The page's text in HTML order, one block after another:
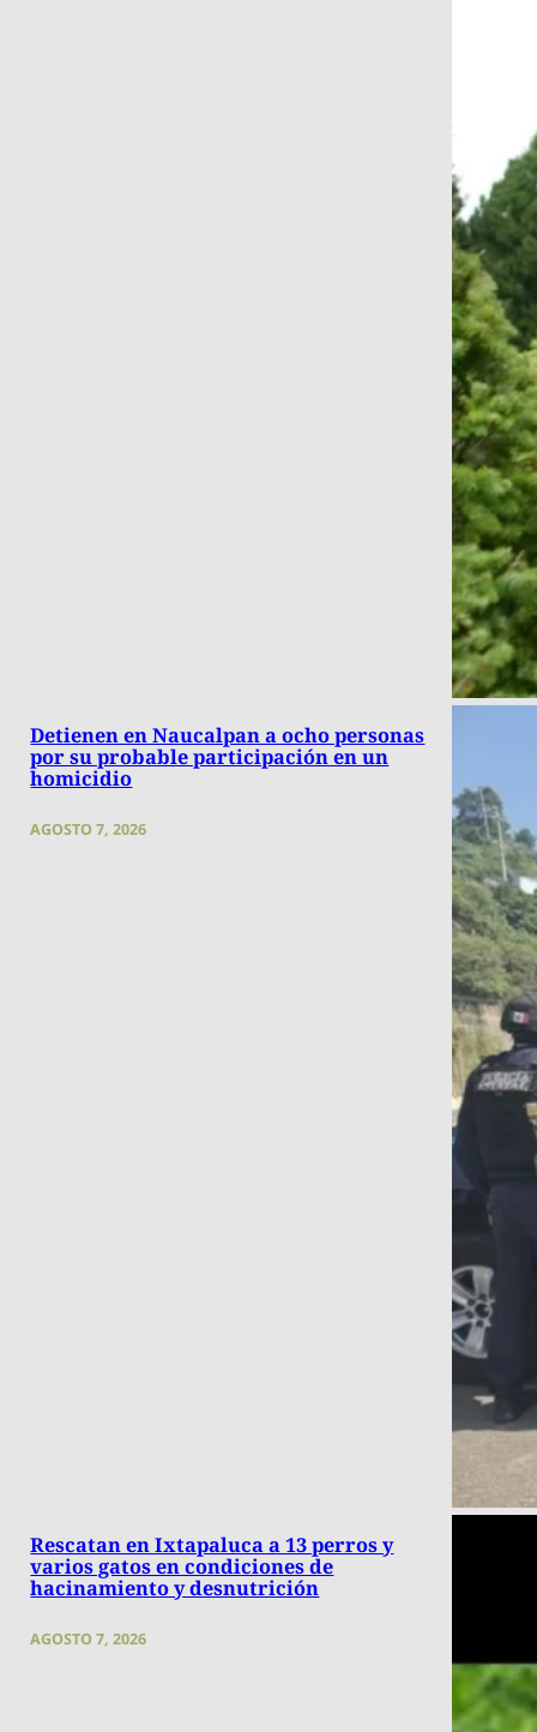
Detienen en Naucalpan a ocho personas
por su probable participación en un
homicidio
AGOSTO 7, 2026
Rescatan en Ixtapaluca a 13 perros y
varios gatos en condiciones de
hacinamiento y desnutrición
AGOSTO 7, 2026